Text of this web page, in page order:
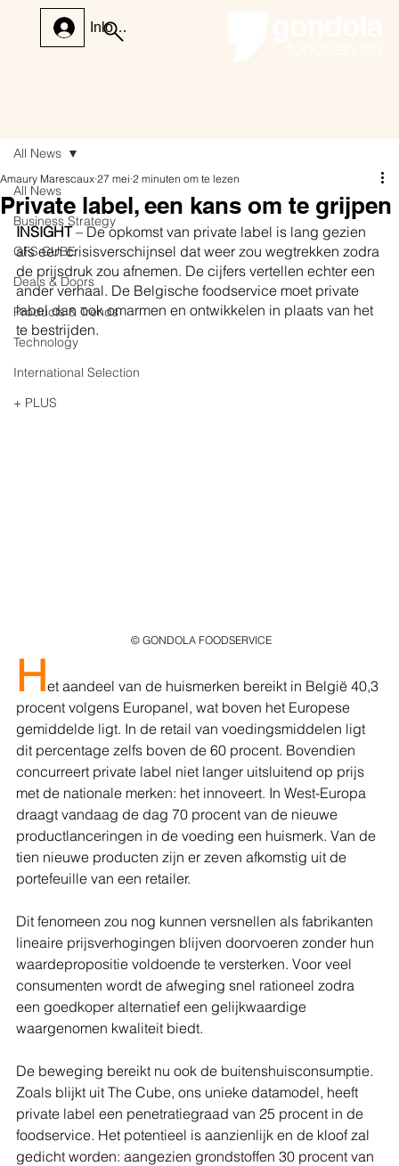
Inloggen
All News
Business Strategy
GFS CUBE
Deals & Doors
Products & Trends
Technology
International Selection
+ PLUS
All News
Private label, een kans om te grijpen
Amaury Marescaux 27 mei 2 minuten om te lezen
INSIGHT – De opkomst van private label is lang gezien
als een crisisverschijnsel dat weer zou wegtrekken zodra
de prijsdruk zou afnemen. De cijfers vertellen echter een
ander verhaal. De Belgische foodservice moet private
label dan ook omarmen en ontwikkelen in plaats van het
te bestrijden.
© GONDOLA FOODSERVICE
Het aandeel van de huismerken bereikt in België 40,3
procent volgens Europanel, wat boven het Europese
gemiddelde ligt. In de retail van voedingsmiddelen ligt
dit percentage zelfs boven de 60 procent. Bovendien
concurreert private label niet langer uitsluitend op prijs
met de nationale merken: het innoveert. In West-Europa
draagt vandaag de dag 70 procent van de nieuwe
productlanceringen in de voeding een huismerk. Van de
tien nieuwe producten zijn er zeven afkomstig uit de
portefeuille van een retailer.
Dit fenomeen zou nog kunnen versnellen als fabrikanten
lineaire prijsverhogingen blijven doorvoeren zonder hun
waardepropositie voldoende te versterken. Voor veel
consumenten wordt de afweging snel rationeel zodra
een goedkoper alternatief een gelijkwaardige
waargenomen kwaliteit biedt.
De beweging bereikt nu ook de buitenshuisconsumptie.
Zoals blijkt uit The Cube, ons unieke datamodel, heeft
private label een penetratiegraad van 25 procent in de
foodservice. Het potentieel is aanzienlijk en de kloof zal
gedicht worden: aangezien grondstoffen 30 procent van